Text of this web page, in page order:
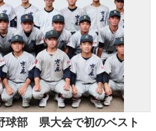
球部 県大会で初のベスト